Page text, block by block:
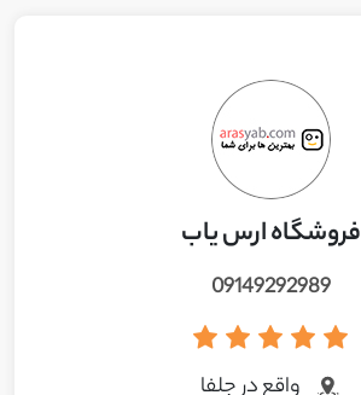
فروشگاه ارس یاب
09149292989
واقع در جلفا